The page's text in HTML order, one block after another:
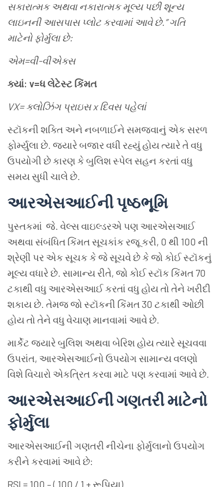
સકારાત્મક અથવા નકારાત્મક મૂલ્ય પછી શૂન્ય
લાઇનની આસપાસ પ્લોટ કરવામાં આવે છે.”ગતિ
માટેનો ફોર્મુલા છે:
એમ=વી-વીએક્સ
ક્યાં: v=ધલેટેસ્ટ કિંમત
VX=ક્લોઝિંગ પ્રાઇસxદિવસ પહેલાં
સ્ટૉકની શક્તિ અને નબળાઈને સમજવાનું એક સરળ
ફોર્મ્યુલા છે. જ્યારેબજારવધી રહ્યુંહોયત્યારેતેવધુ
ઉપયોગી છેકારણકેબુલિશ સ્પેલ સહન કરતાં વધુ
સમય સુધી ચાલે છે.
આરએસઆઈનીપૃષ્ઠભૂમિ
પુસ્તકમાં જે. વેલ્સવાઇલ્ડરએ પણ આરએસઆઈ
અથવા સંબંધિત કિંમત સૂચકાંક રજૂકરી, 0 થી 100 ની
શ્રેણી પર એક સૂચક કેજે સૂચવે છેકેજો કોઈ સ્ટૉકનું
મૂલ્યવધારે છે. સામાન્ય રીતે, જો કોઈ સ્ટૉક કિંમત 70
ટકાથી વધુ આરએસઆઈકરતાં વધુ હોયતો તેને ખરીદી
શકાય છે. તેમજજો સ્ટૉકની કિંમત30 ટકાથી ઓછી
હોયતો તેને વધુ વેચાણમાનવામાં આવે છે.
માર્કેટ જ્યારેબુલિશ અથવા બેરિશહોયત્યારે સૂચવવા
ઉપરાંત, આરએસઆઈનો ઉપયોગ સામાન્યવલણો
વિશે વિચારો એકત્રિતકરવા માટે પણકરવામાં આવે છે.
આરએસઆઈનીગણતરીમાટેનો
ફોર્મુલા
આરએસઆઈની ગણતરી નીચેના ફોર્મુલાનો ઉપયોગ
કરીને કરવામાં આવે છે:
RSI = 100 – ( 100 / 1 + રૂપિયા)